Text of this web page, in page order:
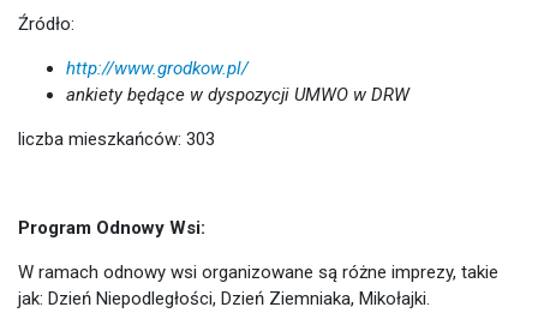
Źródło:
http://www.grodkow.pl/
ankiety będące w dyspozycji UMWO w DRW
liczba mieszkańców: 303
Program Odnowy Wsi:
W ramach odnowy wsi organizowane są różne imprezy, takie
jak: Dzień Niepodległości, Dzień Ziemniaka, Mikołajki.